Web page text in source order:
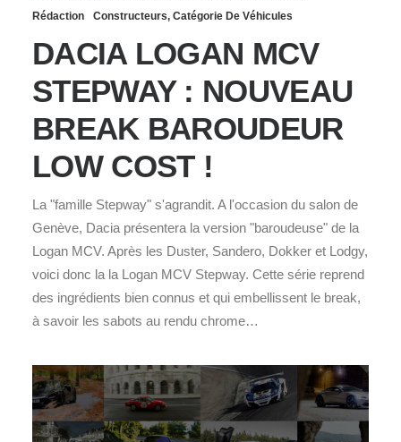
Rédaction
Constructeurs, Catégorie De Véhicules
DACIA LOGAN MCV
STEPWAY : NOUVEAU
BREAK BAROUDEUR
LOW COST !
La "famille Stepway" s'agrandit. A l'occasion du salon de
Genève, Dacia présentera la version "baroudeuse" de la
Logan MCV. Après les Duster, Sandero, Dokker et Lodgy,
voici donc la la Logan MCV Stepway. Cette série reprend
des ingrédients bien connus et qui embellissent le break,
à savoir les sabots au rendu chrome…